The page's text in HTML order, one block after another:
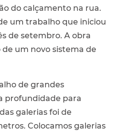
do calçamento na rua.
um trabalho que iniciou
de setembro. A obra
um novo sistema de
de grandes
profundidade para
galerias foi de
Colocamos galerias